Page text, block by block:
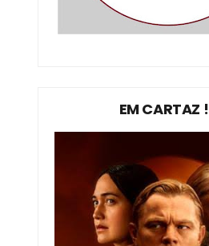
EM CARTAZ !